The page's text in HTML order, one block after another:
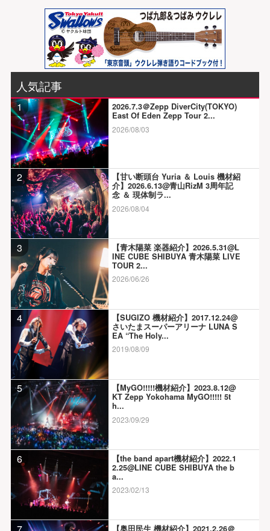
人気記事
1
2026.7.3＠Zepp DiverCity(TOKYO)
East Of Eden Zepp Tour 2...
2026/08/03
2
【甘い断頭台 Yuria ＆ Louis 機材紹
介】2026.6.13@青山RizM 3周年記
念 ＆ 現体制ラ...
2026/08/04
3
【青木陽菜 楽器紹介】2026.5.31@L
INE CUBE SHIBUYA 青木陽菜 LIVE
TOUR 2...
2026/06/26
4
【SUGIZO 機材紹介】2017.12.24@
さいたまスーパーアリーナ LUNA S
EA “The Holy...
2019/08/09
5
【MyGO!!!!!機材紹介】2023.8.12@
KT Zepp Yokohama MyGO!!!!! 5t
h...
2023/09/29
6
【the band apart機材紹介】2022.1
2.25@LINE CUBE SHIBUYA the b
a...
2023/02/13
【奥田民生 機材紹介】2021.2.26＠